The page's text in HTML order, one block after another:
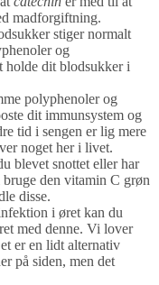
madforgiftning.
stiger normalt
og
holde dit blodsukker i
polyphenoler og
dit immunsystem og
tid i sengen er lig mere
noget her i livet.
blevet snottet eller har
den vitamin C grøn
disse.
i øret kan du
med denne. Vi lover
er en lidt alternativ
på siden, men det